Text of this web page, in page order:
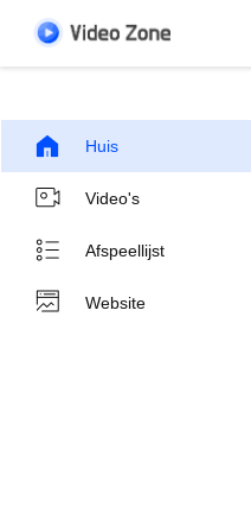
Huis
Video's
Afspeellijst
Website